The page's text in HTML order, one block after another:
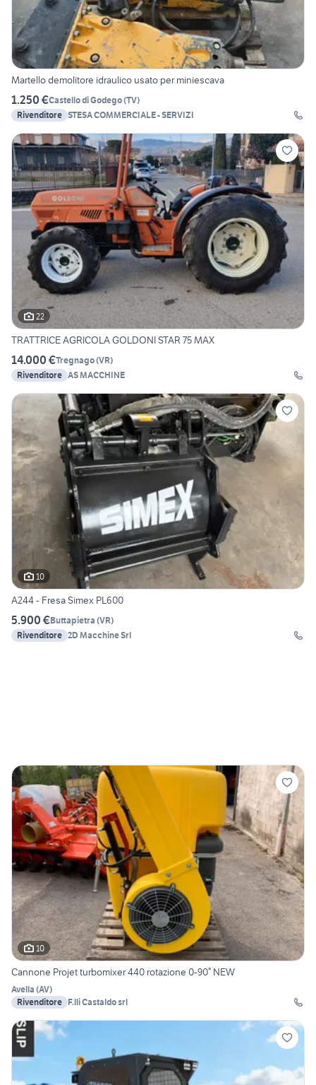
Martello demolitore idraulico usato per miniescava
1.250 €Castello di Godego(TV)
Rivenditore STESA COMMERCIALE - SERVIZI
22
TRATTRICE AGRICOLA GOLDONI STAR 75 MAX
14.000 €Tregnago(VR)
Rivenditore AS MACCHINE
10
A244 - Fresa Simex PL600
5.900 €Buttapietra (VR)
Rivenditore 2D Macchine Srl
10
Cannone Projet turbomixer 440 rotazione 0-90° NEW
Avella (AV)
Rivenditore F.lli Castaldo srl